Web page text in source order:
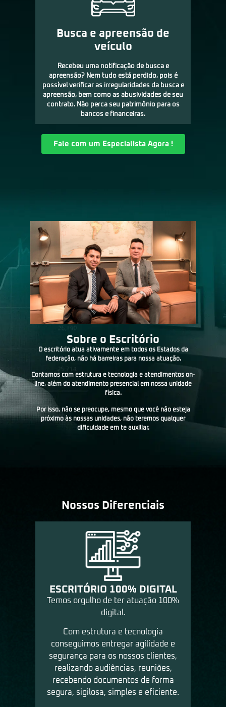
Busca e apreensão de
veículo
Recebeu uma notificação de busca e
apreensão? Nem tudo está perdido, pois é
possível verificar as irregularidades da busca e
apreensão, bem como as abusividades de seu
contrato. Não perca seu patrimônio para os
bancos e financeiras.
Fale com um Especialista Agora !
Sobre o Escritório
O escritório atua ativamente em todos os Estados da
federação, não há barreiras para nossa atuação.
Contamos com estrutura e tecnologia e atendimentos on-
line, além do atendimento presencial em nossa unidade
física.
Por isso, não se preocupe, mesmo que você não esteja
próximo às nossas unidades, não teremos qualquer
dificuldade em te auxiliar.
Nossos Diferenciais
ESCRITÓRIO 100% DIGITAL
Temos orgulho de ter atuação 100%
digital.
Com estrutura e tecnologia
conseguimos entregar agilidade e
segurança para os nossos clientes,
realizando audiências, reuniões,
recebendo documentos de forma
segura, sigilosa, simples e eficiente.